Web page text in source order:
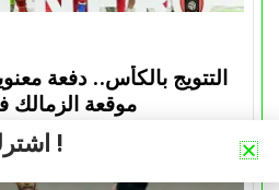
التتويج بالكأس.. دفعة
موقعة الزمالك
اشترك في نشرتنا الإخبارية !